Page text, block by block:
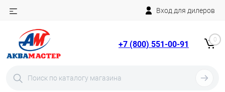
Вход для дилеров
+7 (800) 551-00-91 0